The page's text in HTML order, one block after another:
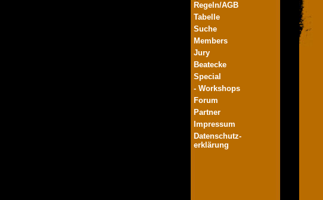
Regeln/AGB
Tabelle
Suche
Members
Jury
Beatecke
Special
- Workshops
Forum
Partner
Impressum
Datenschutz-
erklärung